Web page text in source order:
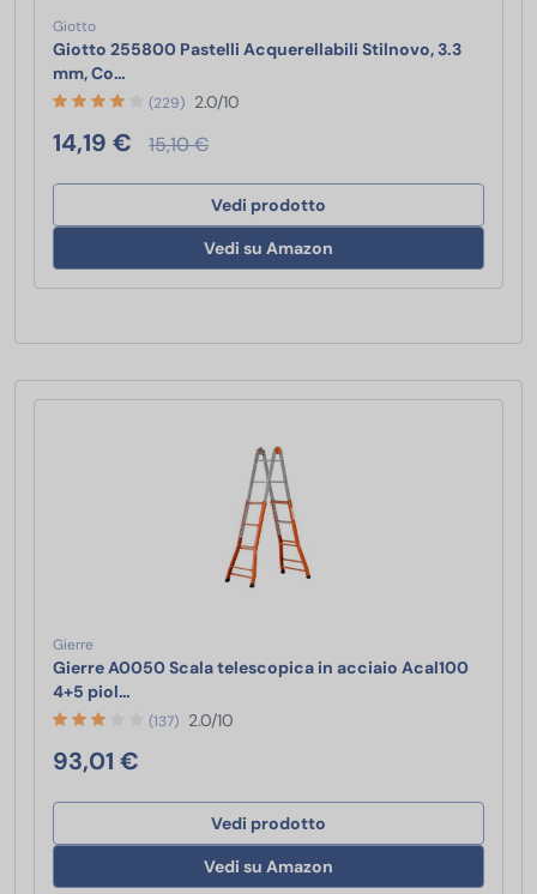
Giotto
Giotto 255800 Pastelli Acquerellabili Stilnovo, 3.3
mm, Co…
(229) 2.0/10
14,19 € 15,10 €
Vedi prodotto
Vedi su Amazon
Gierre
Gierre A0050 Scala telescopica in acciaio Acal100
4+5 piol…
(137) 2.0/10
93,01 €
Vedi prodotto
Vedi su Amazon